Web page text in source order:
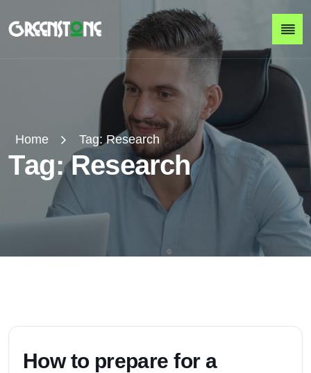
Home Tag:Research
Tag: Research
How to prepare for a